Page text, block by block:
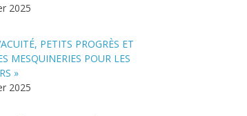
2025
PETITS PROGRÈS ET
MESQUINERIES POUR LES
»
2025